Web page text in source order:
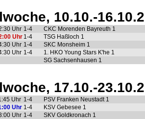
10.10.-
Uhr 1-4
CKC Morenden Bayreuth 1
Uhr 1-4
TSG Haßloch 1
Uhr 1-4
SKC Monsheim 1
Uhr 1-4
1. HKO Young Stars K'he 1
SG Sachsenhausen 1
17.10.-
Uhr 1-4
PSV Franken Neustadt 1
Uhr 1-4
KSV Gebesee 1
Uhr 1-4
SKV Goldkronach 1